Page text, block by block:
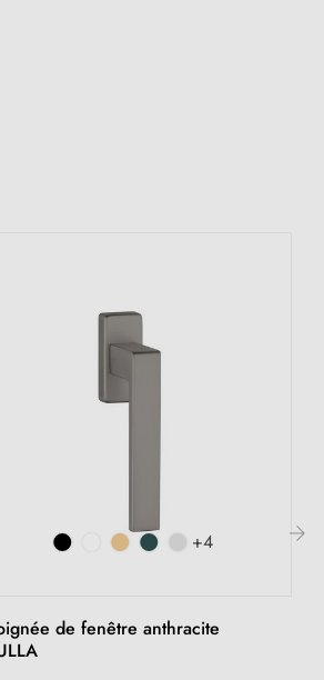
+4
de fenêtre anthracite